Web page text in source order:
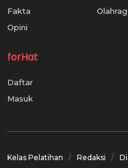
Fakta
Opini
forHat
Daftar
Masuk
Kelas Pelatihan Redaksi